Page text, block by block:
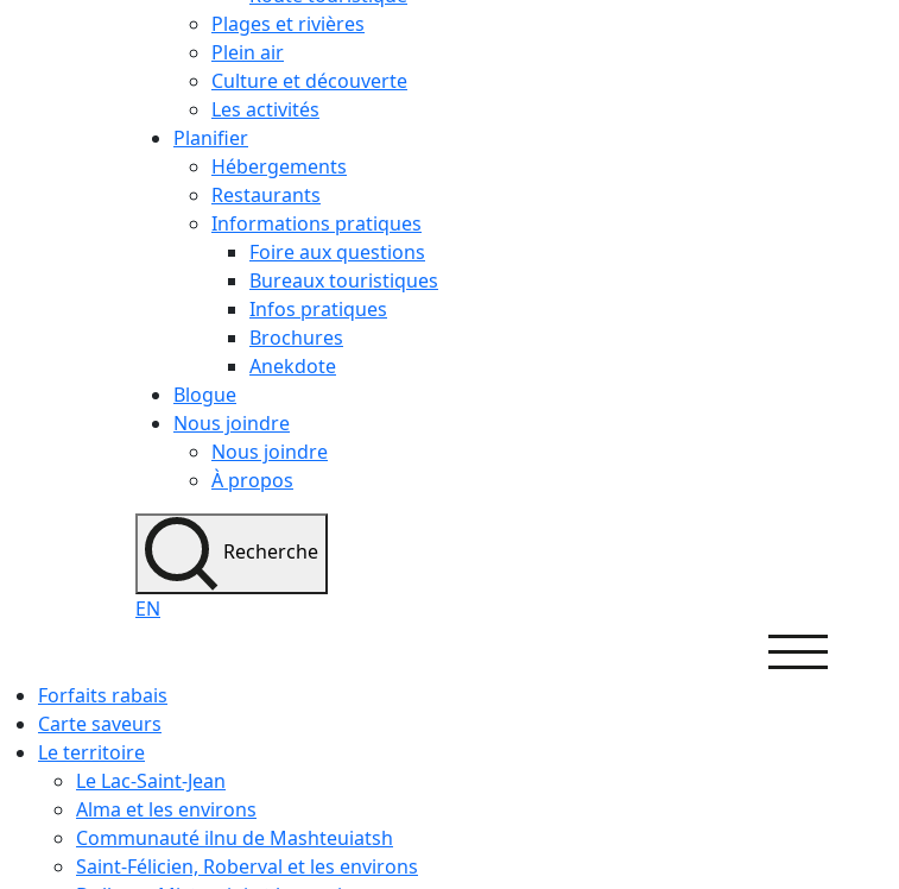
Plages et rivières
Plein air
Culture et découverte
Les activités
Planifier
Hébergements
Restaurants
Informations pratiques
Foire aux questions
Bureaux touristiques
Infos pratiques
Brochures
Anekdote
Blogue
Nous joindre
Nous joindre
À propos
Recherche
EN
Forfaits rabais
Carte saveurs
Le territoire
Le Lac-Saint-Jean
Alma et les environs
Communauté ilnu de Mashteuiatsh
Saint-Félicien, Roberval et les environs